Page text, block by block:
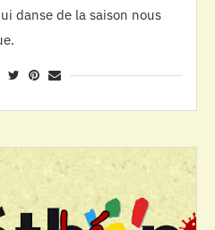
danse de la saison nous